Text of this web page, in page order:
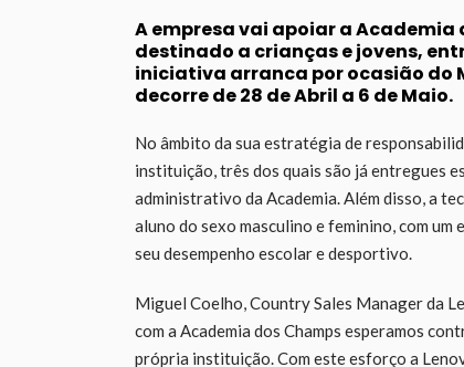
A empresa vai apoiar a
destinado a crianças e jovens,
iniciativa arranca por ocasião do
decorre de 28 de Abril a 6 de Maio.
No âmbito da sua estratégia de
instituição, três dos quais são já entregues
administrativo da Academia. Além disso, a
aluno do sexo masculino e feminino, com
seu desempenho escolar e desportivo.
Miguel Coelho, Country Sales Manager da
com a Academia dos Champs esperamos
própria instituição. Com este esforço a